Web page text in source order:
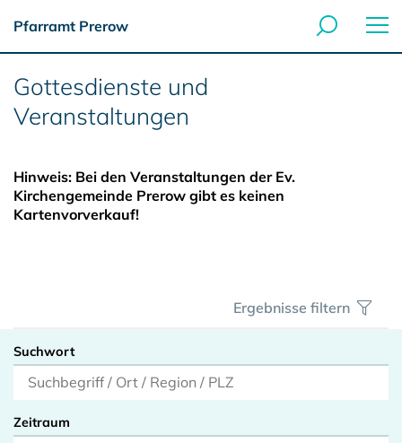
Pfarramt Prerow
Gottesdienste und
Veranstaltungen
Hinweis: Bei den Veranstaltungen der Ev.
Kirchengemeinde Prerow gibt es keinen
Kartenvorverkauf!
Ergebnisse filtern
Suchwort
Zeitraum